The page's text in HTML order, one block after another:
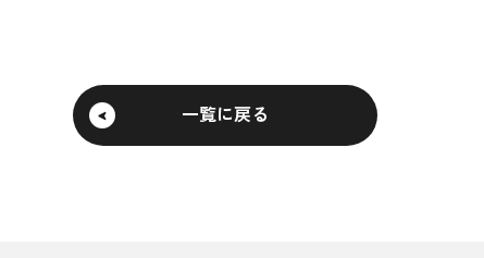
一覧に戻る